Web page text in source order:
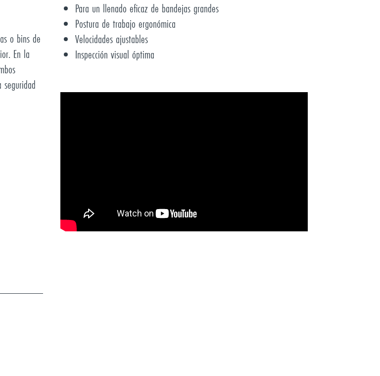
o bins de
En la
Para un llenado eficaz de bandejas grandes
Postura de trabajo ergonómica
Velocidades ajustables
Inspección visual óptima